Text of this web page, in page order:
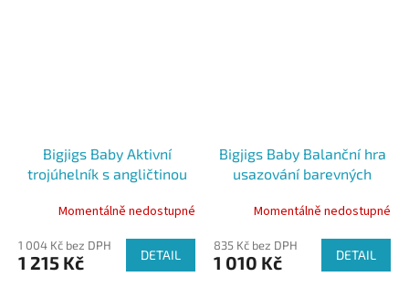
Bigjigs Baby Aktivní
trojúhelník s angličtinou
Momentálně nedostupné
1 004 Kč bez DPH
1 215 Kč DETAIL
Bigjigs Baby Balanční hra
usazování barevných
Momentálně nedostupné
835 Kč bez DPH
1 010 Kč DETAIL